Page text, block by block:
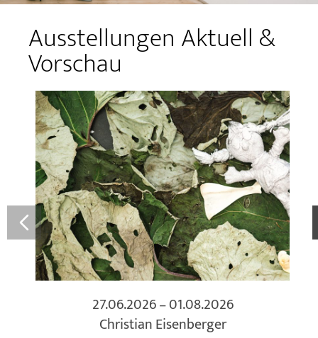
Ausstellungen Aktuell &
Vorschau
27.06.2026 – 01.08.2026
Christian Eisenberger